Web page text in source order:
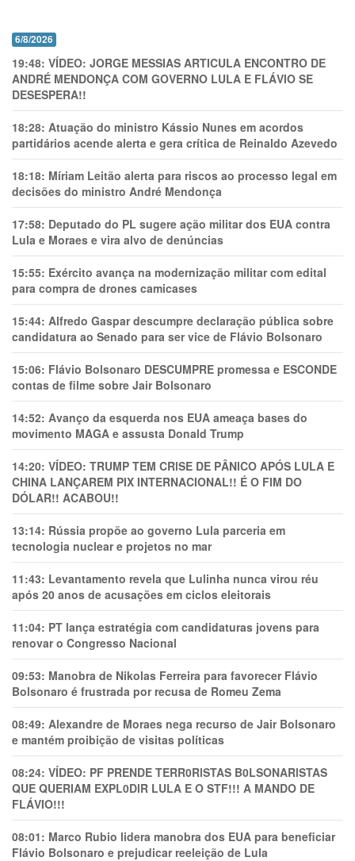
6/8/2026
19:48: VÍDEO: JORGE MESSIAS ARTICULA ENCONTRO DE
ANDRÉ MENDONÇA COM GOVERNO LULA E FLÁVIO SE
DESESPERA!!
18:28: Atuação do ministro Kássio Nunes em acordos
partidários acende alerta e gera crítica de Reinaldo Azevedo
18:18: Míriam Leitão alerta para riscos ao processo legal em
decisões do ministro André Mendonça
17:58: Deputado do PL sugere ação militar dos EUA contra
Lula e Moraes e vira alvo de denúncias
15:55: Exército avança na modernização militar com edital
para compra de drones camicases
15:44: Alfredo Gaspar descumpre declaração pública sobre
candidatura ao Senado para ser vice de Flávio Bolsonaro
15:06: Flávio Bolsonaro DESCUMPRE promessa e ESCONDE
contas de filme sobre Jair Bolsonaro
14:52: Avanço da esquerda nos EUA ameaça bases do
movimento MAGA e assusta Donald Trump
14:20: VÍDEO: TRUMP TEM CRlSE DE PÂNlCO APÓS LULA E
CHINA LANÇAREM PIX INTERNACIONAL!! É O FIM DO
DÓLAR!! ACABOU!!
13:14: Rússia propõe ao governo Lula parceria em
tecnologia nuclear e projetos no mar
11:43: Levantamento revela que Lulinha nunca virou réu
após 20 anos de acusações em ciclos eleitorais
11:04: PT lança estratégia com candidaturas jovens para
renovar o Congresso Nacional
09:53: Manobra de Nikolas Ferreira para favorecer Flávio
Bolsonaro é frustrada por recusa de Romeu Zema
08:49: Alexandre de Moraes nega recurso de Jair Bolsonaro
e mantém proibição de visitas políticas
08:24: VÍDEO: PF PRENDE TERR0RlSTAS B0LSONARlSTAS
QUE QUERIAM EXPL0DlR LULA E O STF!!! A MANDO DE
FLÁVIO!!!
08:01: Marco Rubio lidera manobra dos EUA para beneficiar
Flávio Bolsonaro e prejudicar reeleição de Lula